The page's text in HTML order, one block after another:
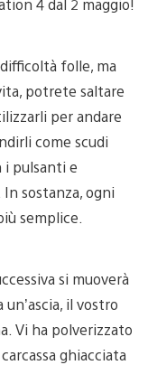
folle, ma
potrete saltare
per andare
come scudi
i pulsanti e
sostanza, ogni
semplice.
si muoverà
il vostro
Vi ha polverizzato
ghiacciata